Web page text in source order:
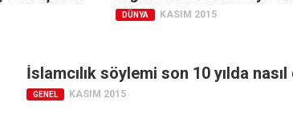
DÜNYA KASIM 2015
İslamcılık söylemi son 10 yılda
GENEL KASIM 2015